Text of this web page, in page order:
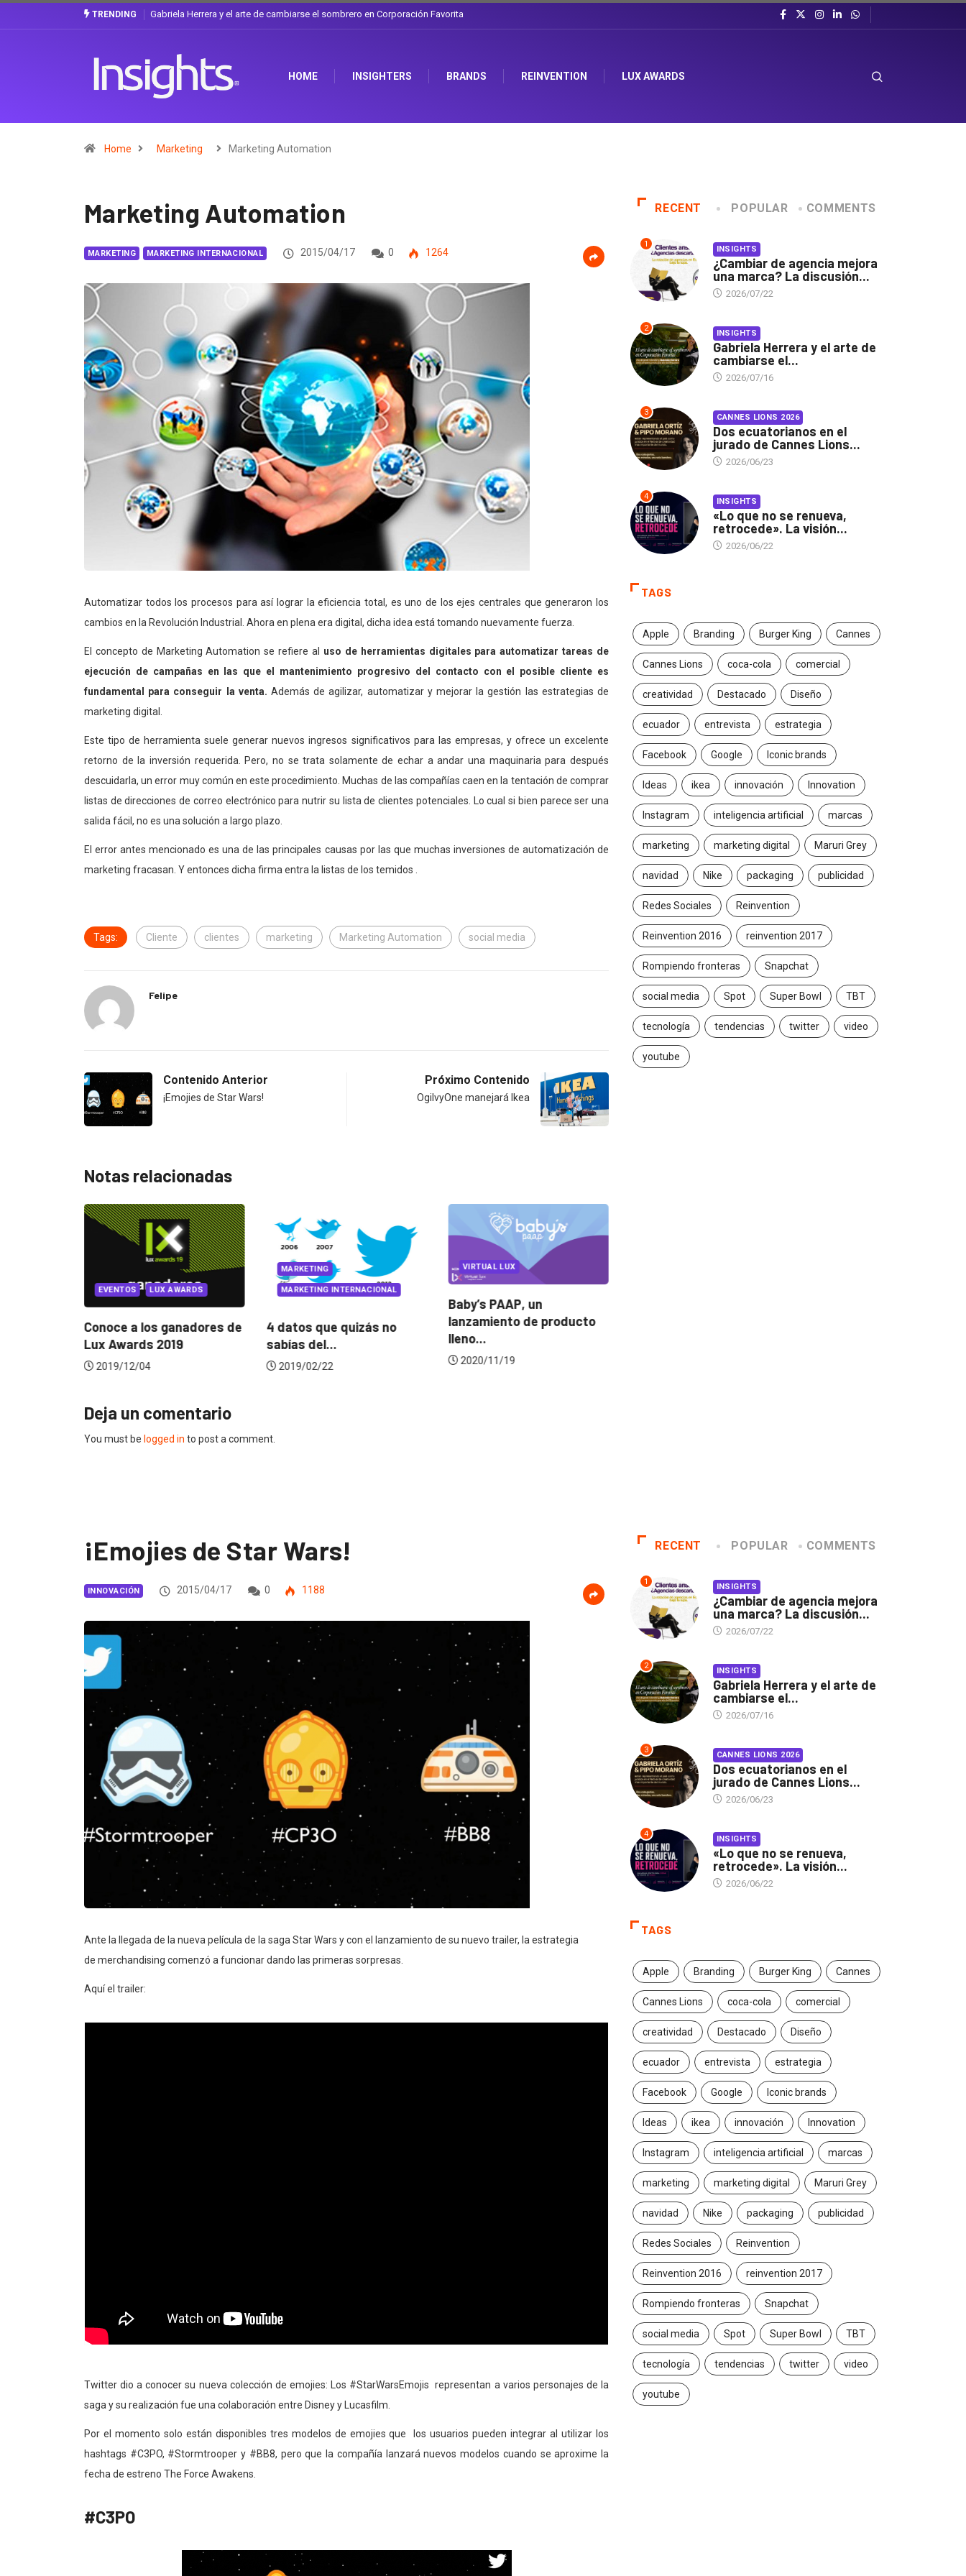
TRENDING Gabriela Herrera y el arte de cambiarse el sombrero en Corporación Favorita
HOME INSIGHTERS BRANDS REINVENTION LUX AWARDS
Home Marketing Marketing Automation
Marketing Automation
MARKETING MARKETING INTERNACIONAL 2015/04/17 0 1264
Automatizar todos los procesos para así lograr la eficiencia total, es uno de los ejes centrales que generaron los
cambios en la Revolución Industrial. Ahora en plena era digital, dicha idea está tomando nuevamente fuerza.
El concepto de Marketing Automation se refiere al uso de herramientas digitales para automatizar tareas de
ejecución de campañas en las que el mantenimiento progresivo del contacto con el posible cliente es
fundamental para conseguir la venta. Además de agilizar, automatizar y mejorar la gestión las estrategias de
marketing digital.
Este tipo de herramienta suele generar nuevos ingresos significativos para las empresas, y ofrece un excelente
retorno de la inversión requerida. Pero, no se trata solamente de echar a andar una maquinaria para después
descuidarla, un error muy común en este procedimiento. Muchas de las compañías caen en la tentación de comprar
listas de direcciones de correo electrónico para nutrir su lista de clientes potenciales. Lo cual si bien parece ser una
salida fácil, no es una solución a largo plazo.
El error antes mencionado es una de las principales causas por las que muchas inversiones de automatización de
marketing fracasan. Y entonces dicha firma entra la listas de los temidos .
Tags: Cliente clientes marketing Marketing Automation social media
Felipe
Contenido Anterior
¡Emojies de Star Wars!
Próximo Contenido
OgilvyOne manejará Ikea
Notas relacionadas
EVENTOS LUX AWARDS
Conoce a los ganadores de
Lux Awards 2019
2019/12/04
MARKETING
MARKETING INTERNACIONAL
4 datos que quizás no
sabías del...
2019/02/22
VIRTUAL LUX
Baby’s PAAP, un
lanzamiento de producto
lleno...
2020/11/19
Deja un comentario
You must be logged in to post a comment.
RECENT POPULAR COMMENTS
1 INSIGHTS
¿Cambiar de agencia mejora
una marca? La discusión...
2026/07/22
2 INSIGHTS
Gabriela Herrera y el arte de
cambiarse el...
2026/07/16
3 CANNES LIONS 2026
Dos ecuatorianos en el
jurado de Cannes Lions...
2026/06/23
4 INSIGHTS
«Lo que no se renueva,
retrocede». La visión...
2026/06/22
TAGS
Apple Branding Burger King Cannes
Cannes Lions coca-cola comercial
creatividad Destacado Diseño
ecuador entrevista estrategia
Facebook Google Iconic brands
Ideas ikea innovación Innovation
Instagram inteligencia artificial marcas
marketing marketing digital Maruri Grey
navidad Nike packaging publicidad
Redes Sociales Reinvention
Reinvention 2016 reinvention 2017
Rompiendo fronteras Snapchat
social media Spot Super Bowl TBT
tecnología tendencias twitter video
youtube
¡Emojies de Star Wars!
INNOVACIÓN 2015/04/17 0 1188
Ante la llegada de la nueva película de la saga Star Wars y con el lanzamiento de su nuevo trailer, la estrategia
de merchandising comenzó a funcionar dando las primeras sorpresas.
Aquí el trailer:
Twitter dio a conocer su nueva colección de emojies: Los #StarWarsEmojis representan a varios personajes de la
saga y su realización fue una colaboración entre Disney y Lucasfilm.
Por el momento solo están disponibles tres modelos de emojies que los usuarios pueden integrar al utilizar los
hashtags #C3PO, #Stormtrooper y #BB8, pero que la compañía lanzará nuevos modelos cuando se aproxime la
fecha de estreno The Force Awakens.
#C3PO
RECENT POPULAR COMMENTS
1 INSIGHTS
¿Cambiar de agencia mejora
una marca? La discusión...
2026/07/22
2 INSIGHTS
Gabriela Herrera y el arte de
cambiarse el...
2026/07/16
3 CANNES LIONS 2026
Dos ecuatorianos en el
jurado de Cannes Lions...
2026/06/23
4 INSIGHTS
«Lo que no se renueva,
retrocede». La visión...
2026/06/22
TAGS
Apple Branding Burger King Cannes
Cannes Lions coca-cola comercial
creatividad Destacado Diseño
ecuador entrevista estrategia
Facebook Google Iconic brands
Ideas ikea innovación Innovation
Instagram inteligencia artificial marcas
marketing marketing digital Maruri Grey
navidad Nike packaging publicidad
Redes Sociales Reinvention
Reinvention 2016 reinvention 2017
Rompiendo fronteras Snapchat
social media Spot Super Bowl TBT
tecnología tendencias twitter video
youtube